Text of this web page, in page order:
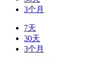
3个月
7天
30天
3个月